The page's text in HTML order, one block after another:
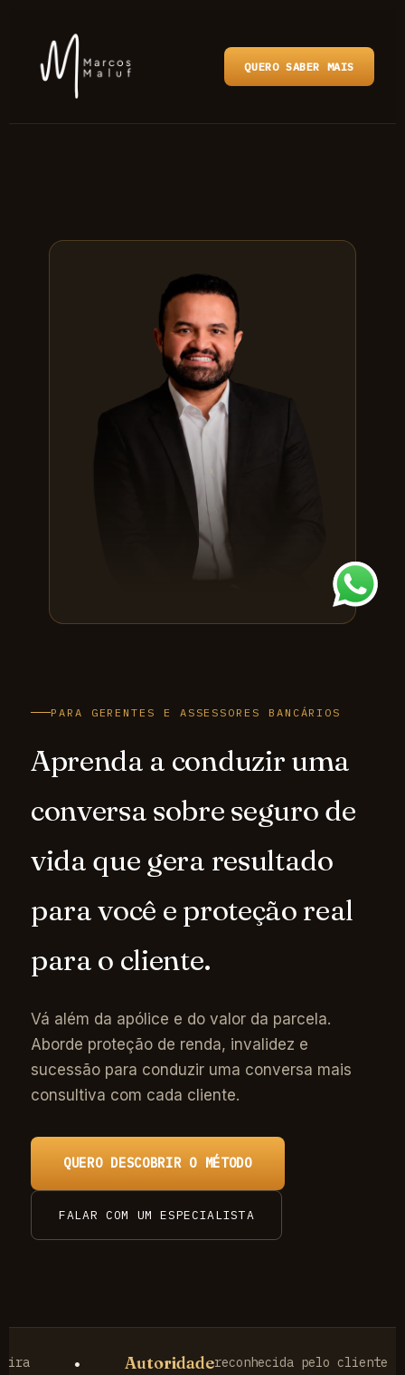
QUERO SABER MAIS
PARA GERENTES E ASSESSORES BANCÁRIOS
Aprenda a conduzir uma
conversa sobre seguro de
vida que gera resultado
para você e proteção real
para o cliente.
Vá além da apólice e do valor da parcela.
Aborde proteção de renda, invalidez e
sucessão para conduzir uma conversa mais
consultiva com cada cliente.
QUERO DESCOBRIR O MÉTODO
FALAR COM UM ESPECIALISTA
Autoridadereconhecida pelo cliente